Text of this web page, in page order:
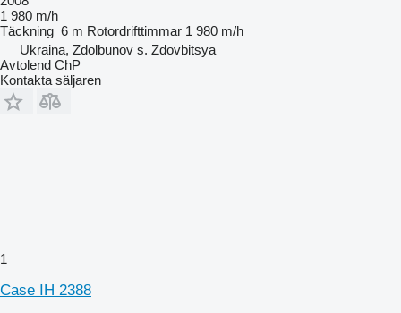
1 980 m/h
Täckning 6 m Rotordrifttimmar 1 980 m/h
Ukraina, Zdolbunov s. Zdovbitsya
Avtolend ChP
Kontakta säljaren
1
Case IH 2388